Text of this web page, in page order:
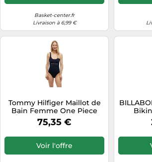
Basket-center.fr
Livraison à 6,99 €
Tommy Hilfiger Maillot de
Bain Femme One Piece
Échancré, Bleu (Desert
Sky), S
75,35 €
Voir l'offre